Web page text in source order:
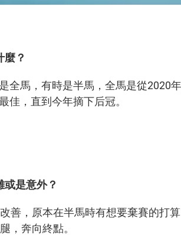
麼？
馬，有時是半馬，全馬是從2020
佳，直到今年摘下后冠。
是意外？
善，原本在半馬時有想要棄賽的打
，奔向終點。